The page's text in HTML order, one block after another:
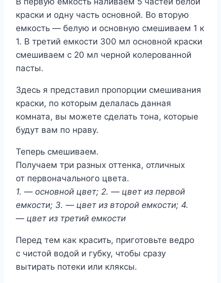
краски и одну часть основной. Во вторую
емкость — белую и основную смешиваем 1 к
1. В третий емкости 300 мл основной краски
смешиваем с 20 мл черной колерованной
пасты.
Здесь я представил пропорции смешивания
краски, по которым делалась данная
комната, вы можете сделать тона, которые
будут вам по нраву.
Теперь смешиваем.
Получаем три разных оттенка, отличных
от первоначального цвета.
1. — основной цвет; 2. — цвет из первой
емкости; 3. — цвет из второй емкости; 4.
— цвет из третий емкости
Перед тем как красить, приготовьте ведро
с чистой водой и губку, чтобы сразу
вытирать потеки или кляксы.